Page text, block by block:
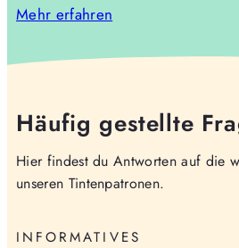
Mehr erfahren
Häufig gestellte
Hier findest du Antworten auf die
unseren Tintenpatronen.
INFORMATIVES